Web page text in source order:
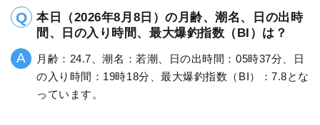
本日（2026年8月8日）の月齢、潮名、日の出時
間、日の入り時間、最大爆釣指数（BI）は？
月齢：24.7、潮名：若潮、日の出時間：05時37分、日
の入り時間：19時18分、最大爆釣指数（BI）：7.8とな
っています。